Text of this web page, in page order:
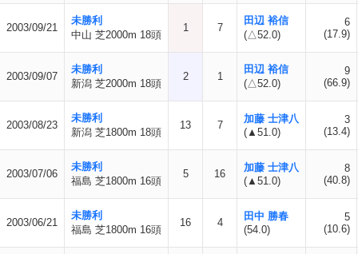
2003/09/21
未勝利
中山 芝2000m 18頭
1 7
田辺 裕信
(△52.0)
6
(17.9)
2003/09/07
未勝利
新潟 芝2000m 18頭
2 1
田辺 裕信
(△52.0)
9
(66.9)
2003/08/23
未勝利
新潟 芝1800m 18頭
13 7
加藤 士津八
(▲51.0)
3
(13.4)
2003/07/06
未勝利
福島 芝1800m 16頭
5 16
加藤 士津八
(▲51.0)
8
(40.8)
2003/06/21
未勝利
福島 芝1800m 16頭
16 4
田中 勝春
(54.0)
5
(10.6)